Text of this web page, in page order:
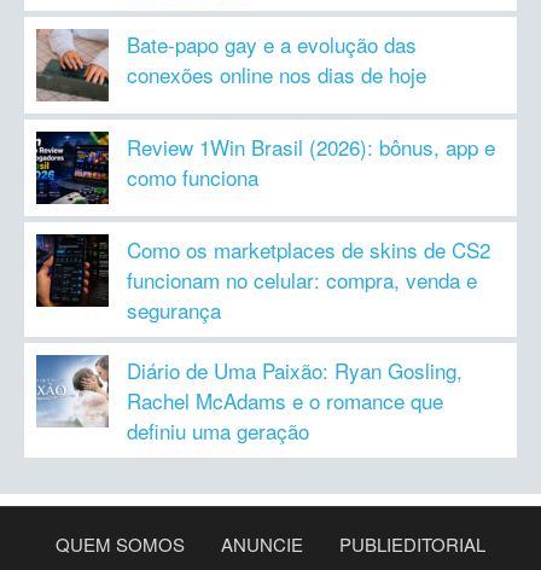
Bate-papo gay e a evolução das
conexões online nos dias de hoje
Review 1Win Brasil (2026): bônus, app e
como funciona
Como os marketplaces de skins de CS2
funcionam no celular: compra, venda e
segurança
Diário de Uma Paixão: Ryan Gosling,
Rachel McAdams e o romance que
definiu uma geração
QUEM SOMOS ANUNCIE PUBLIEDITORIAL